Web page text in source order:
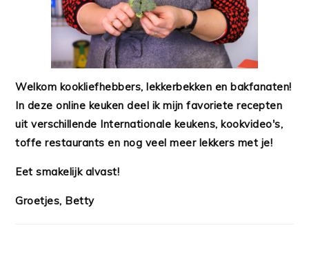
Welkom kookliefhebbers, lekkerbekken en bakfanaten!
In deze online keuken deel ik mijn favoriete recepten
uit verschillende Internationale keukens, kookvideo's,
toffe restaurants en nog veel meer lekkers met je!
Eet smakelijk alvast!
Groetjes, Betty